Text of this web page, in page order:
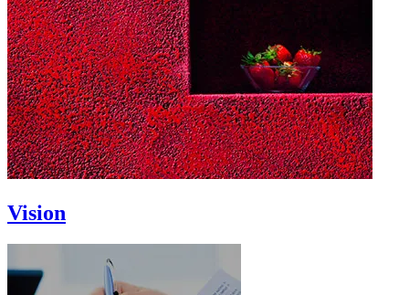
Vision